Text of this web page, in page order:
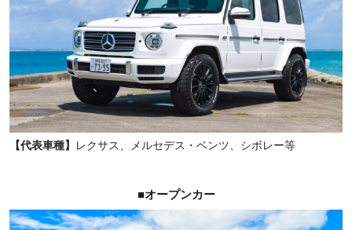
【代表車種】 レクサス、メルセデス・ベンツ、シボレー等
■オープンカー